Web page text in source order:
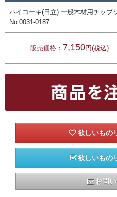
ハイコーキ(日立) 一般木材用チップ
No.0031-0187
販売価格： 7,150円(税込)
欲しいもの
お問